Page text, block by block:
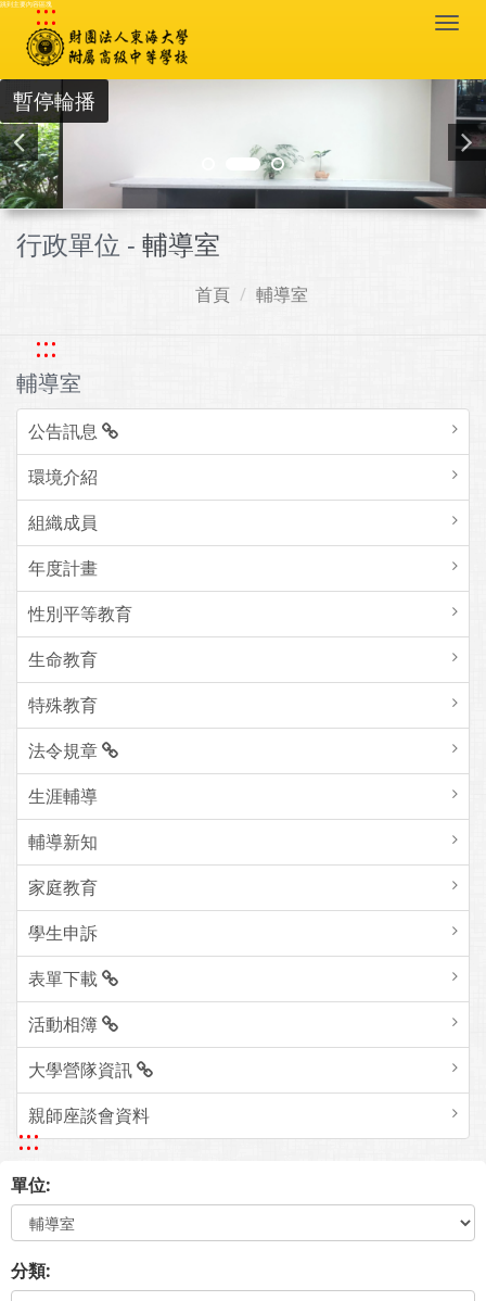
跳到主要內容區塊
:::
暫停輪播
行政單位 - 輔導室
首頁 輔導室
:::
輔導室
公告訊息
環境介紹
組織成員
年度計畫
性別平等教育
生命教育
特殊教育
法令規章
生涯輔導
輔導新知
家庭教育
學生申訴
表單下載
活動相簿
大學營隊資訊
親師座談會資料
:::
單位:
分類: